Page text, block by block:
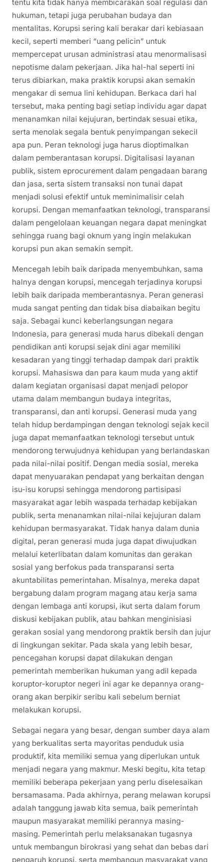
tentu kita tidak hanya membicarakan soal regulasi dan
hukuman, tetapi juga perubahan budaya dan
mentalitas. Korupsi sering kali berakar dari kebiasaan
kecil, seperti memberi “uang pelicin” untuk
mempercepat urusan administrasi atau menormalisasi
nepotisme dalam pekerjaan. Jika hal-hal seperti ini
terus dibiarkan, maka praktik korupsi akan semakin
mengakar di semua lini kehidupan. Berkaca dari hal
tersebut, maka penting bagi setiap individu agar dapat
menanamkan nilai kejujuran, bertindak sesuai etika,
serta menolak segala bentuk penyimpangan sekecil
apa pun. Peran teknologi juga harus dioptimalkan
dalam pemberantasan korupsi. Digitalisasi layanan
publik, sistem eprocurement dalam pengadaan barang
dan jasa, serta sistem transaksi non tunai dapat
menjadi solusi efektif untuk meminimalisir celah
korupsi. Dengan memanfaatkan teknologi, transparansi
dalam pengelolaan keuangan negara dapat meningkat
sehingga ruang bagi oknum yang ingin melakukan
korupsi pun akan semakin sempit.
Mencegah lebih baik daripada menyembuhkan, sama
halnya dengan korupsi, mencegah terjadinya korupsi
lebih baik daripada memberantasnya. Peran generasi
muda sangat penting dan tidak bisa diabaikan begitu
saja. Sebagai kunci keberlangsungan negara
Indonesia, para generasi muda harus dibekali dengan
pendidikan anti korupsi sejak dini agar memiliki
kesadaran yang tinggi terhadap dampak dari praktik
korupsi. Mahasiswa dan para kaum muda yang aktif
dalam kegiatan organisasi dapat menjadi pelopor
utama dalam membangun budaya integritas,
transparansi, dan anti korupsi. Generasi muda yang
telah hidup berdampingan dengan teknologi sejak kecil
juga dapat memanfaatkan teknologi tersebut untuk
mendorong terwujudnya kehidupan yang berlandaskan
pada nilai-nilai positif. Dengan media sosial, mereka
dapat menyuarakan pendapat yang berkaitan dengan
isu-isu korupsi sehingga mendorong partisipasi
masyarakat agar lebih waspada terhadap kebijakan
publik, serta menanamkan nilai-nilai kejujuran dalam
kehidupan bermasyarakat. Tidak hanya dalam dunia
digital, peran generasi muda juga dapat diwujudkan
melalui keterlibatan dalam komunitas dan gerakan
sosial yang berfokus pada transparansi serta
akuntabilitas pemerintahan. Misalnya, mereka dapat
bergabung dalam program magang atau kerja sama
dengan lembaga anti korupsi, ikut serta dalam forum
diskusi kebijakan publik, atau bahkan menginisiasi
gerakan sosial yang mendorong praktik bersih dan jujur
di lingkungan sekitar. Pada skala yang lebih besar,
pencegahan korupsi dapat dilakukan dengan
pemerintah memberikan hukuman yang adil kepada
koruptor-koruptor negeri ini agar ke depannya orang-
orang akan berpikir seribu kali sebelum berniat
melakukan korupsi.
Sebagai negara yang besar, dengan sumber daya alam
yang berkualitas serta mayoritas penduduk usia
produktif, kita memiliki semua yang diperlukan untuk
menjadi negara yang makmur. Meski begitu, kita tetap
memiliki beberapa pekerjaan yang perlu diselesaikan
bersamasama. Pada akhirnya, perang melawan korupsi
adalah tanggung jawab kita semua, baik pemerintah
maupun masyarakat memiliki perannya masing-
masing. Pemerintah perlu melaksanakan tugasnya
untuk membangun birokrasi yang sehat dan bebas dari
pengaruh korupsi, serta membangun masyarakat yang